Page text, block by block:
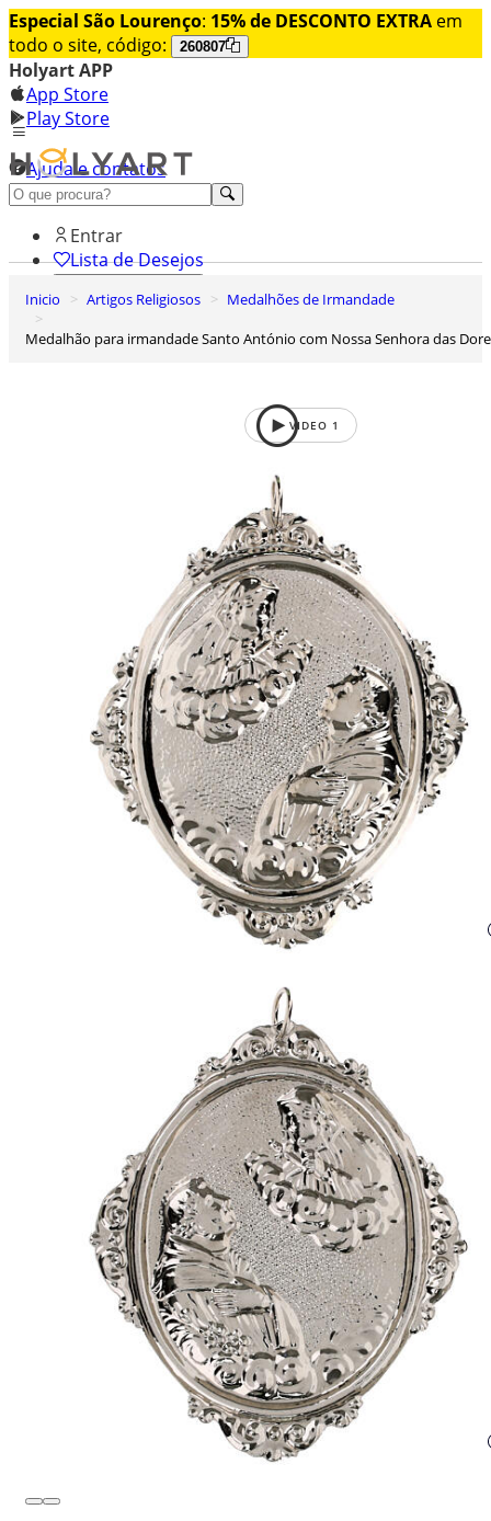
Especial São Lourenço: 15% de DESCONTO EXTRA em
todo o site, código:
260807
Holyart APP
App Store
Play Store
Ajuda e contatos
Conheça premium
Entrar
Lista de Desejos
0
Inicio Artigos Religiosos
Medalhões de Irmandade
Medalhão para irmandade Santo António com Nossa Senhora das
VIDEO 1